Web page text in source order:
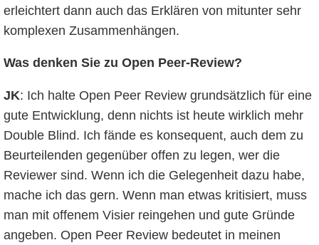
erleichtert dann auch das Erklären von mitunter sehr
komplexen Zusammenhängen.
Was denken Sie zu Open Peer-Review?
JK: Ich halte Open Peer Review grundsätzlich für eine
gute Entwicklung, denn nichts ist heute wirklich mehr
Double Blind. Ich fände es konsequent, auch dem zu
Beurteilenden gegenüber offen zu legen, wer die
Reviewer sind. Wenn ich die Gelegenheit dazu habe,
mache ich das gern. Wenn man etwas kritisiert, muss
man mit offenem Visier reingehen und gute Gründe
angeben. Open Peer Review bedeutet in meinen